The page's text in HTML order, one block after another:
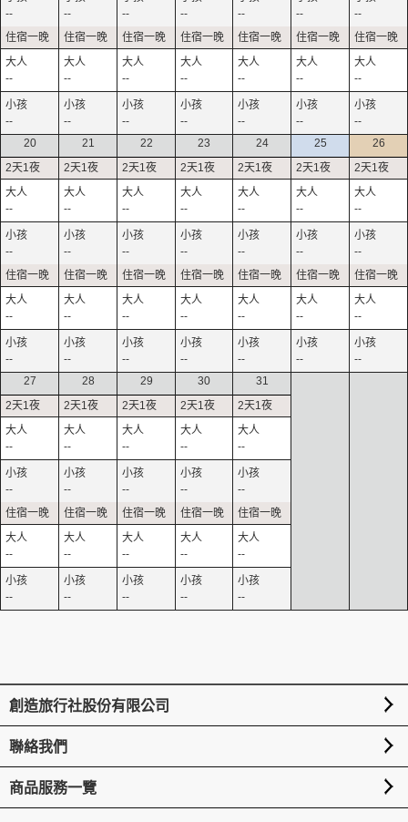
--
--
--
--
--
--
--
--
--
--
--
--
--
--
--
--
--
--
--
--
--
20
--
--
--
--
21
--
--
--
--
22
--
--
--
--
23
--
--
--
--
24
--
--
--
--
25
--
--
--
--
26
--
--
--
--
27
--
--
--
--
28
--
--
--
--
29
--
--
--
--
30
--
--
--
--
31
--
--
--
--
創造旅行社股份有限公司
聯絡我們
商品服務一覽